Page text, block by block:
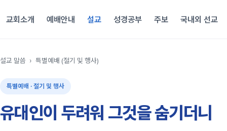
교회소개 예배안내 설교 성경공부 주보 국내외 선교
설교 말씀 › 특별예배 (절기 및 행사)
특별예배 · 절기 및 행사
유대인이 두려워 그것을 숨기더니